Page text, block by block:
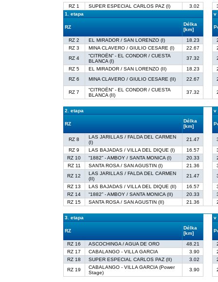
RZ 1 SUPER ESPECIAL CARLOS PAZ (I) 3.02
1. etapa
v
RZ
Délka
[km]
RZ 2 EL MIRADOR / SAN LORENZO (I) 18.23
RZ 3
MINA CLAVERO / GIULIO CESARE (I) 22.67
RZ 4
“CITROËN” - EL CONDOR / CUESTA
BLANCA (I)
37.32
RZ 5
EL MIRADOR / SAN LORENZO (II) 18.23
RZ 6
MINA CLAVERO / GIULIO CESARE (II) 22.67
RZ 7
“CITROËN” - EL CONDOR / CUESTA
BLANCA (II)
37.32
2. etapa v
RZ
Délka
[km]
RZ 8
LAS JARILLAS / FALDA DEL CARMEN
(I)
21.47
RZ 9
LAS BAJADAS / VILLA DEL DIQUE (I) 16.57
RZ 10
“1882” - AMBOY / SANTA MONICA (I) 20.33
RZ 11
SANTA ROSA / SAN AGUSTIN (I) 21.36
RZ 12
LAS JARILLAS / FALDA DEL CARMEN
(II)
21.47
RZ 13
LAS BAJADAS / VILLA DEL DIQUE (II) 16.57
RZ 14
“1882” - AMBOY / SANTA MONICA (II) 20.33
RZ 15
SANTA ROSA / SAN AGUSTIN (II) 21.36
3. etapa v
RZ
Délka
[km]
RZ 16 ASCOCHINGA / AGUA DE ORO 48.21
RZ 17
CABALANGO - VILLA GARCIA 3.90
RZ 18
SUPER ESPECIAL CARLOS PAZ (II) 3.02
RZ 19
CABALANGO - VILLA GARCIA (Power
Stage)
3.90